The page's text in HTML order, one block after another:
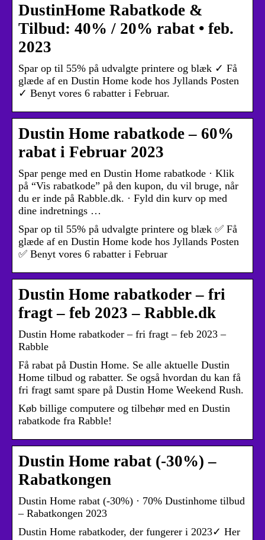
DustinHome Rabatkode &
Tilbud: 40% / 20% rabat • feb.
2023
Spar op til 55% på udvalgte printere og blæk ✓ Få
glæde af en Dustin Home kode hos Jyllands Posten
✓ Benyt vores 6 rabatter i Februar.
Dustin Home rabatkode – 60%
rabat i Februar 2023
Spar penge med en Dustin Home rabatkode · Klik
på “Vis rabatkode” på den kupon, du vil bruge, når
du er inde på Rabble.dk. · Fyld din kurv op med
dine indretnings …
Spar op til 55% på udvalgte printere og blæk ✅ Få
glæde af en Dustin Home kode hos Jyllands Posten
✅ Benyt vores 6 rabatter i Februar
Dustin Home rabatkoder – fri
fragt – feb 2023 – Rabble.dk
Dustin Home rabatkoder – fri fragt – feb 2023 –
Rabble
Få rabat på Dustin Home. Se alle aktuelle Dustin
Home tilbud og rabatter. Se også hvordan du kan få
fri fragt samt spare på Dustin Home Weekend Rush.
Køb billige computere og tilbehør med en Dustin
rabatkode fra Rabble!
Dustin Home rabat (-30%) –
Rabatkongen
Dustin Home rabat (-30%) · 70% Dustinhome tilbud
– Rabatkongen 2023
Dustin Home rabatkoder, der fungerer i 2023✓ Her